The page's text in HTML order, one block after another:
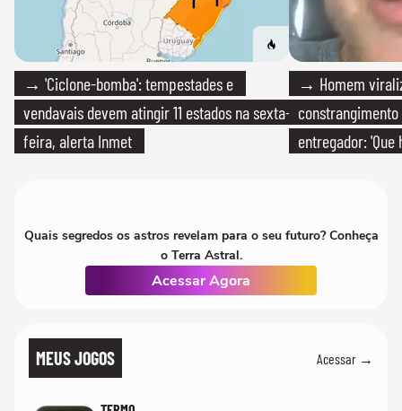
→ 'Ciclone-bomba': tempestades e
vendavais devem atingir 11 estados na sexta-
feira, alerta Inmet
→ Homem
entregador: 'Que
Quais segredos os astros revelam para o seu futuro? Conheça
o Terra Astral.
Acessar Agora
MEUS JOGOS Acessar →